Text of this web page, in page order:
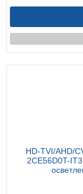
HD-TVI/AHD/
2CE56D0T-